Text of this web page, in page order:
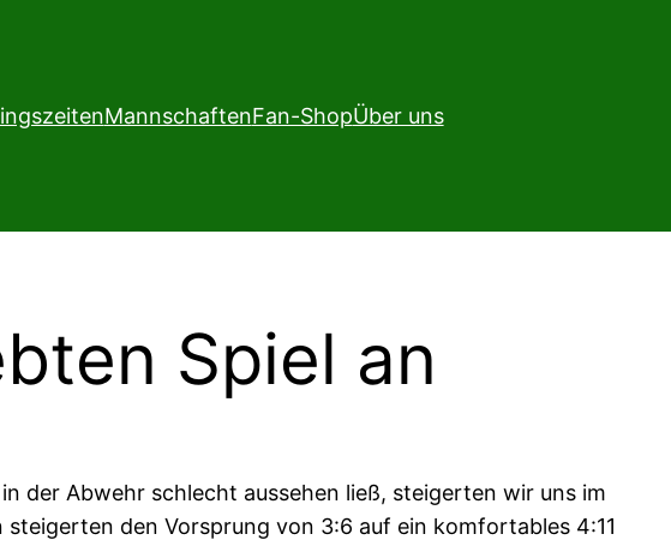
MannschaftenFan-ShopÜber uns
Spiel an
der Abwehr schlecht aussehen ließ, steigerten wir uns im
den Vorsprung von 3:6 auf ein komfortables 4:11